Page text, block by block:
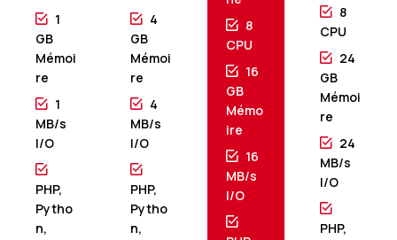
1
GB
Mémoi
re
1
MB/s
I/O
PHP,
Pytho
n,
4
GB
Mémoi
re
4
MB/s
I/O
PHP,
Pytho
n,
8
CPU
16
GB
Mémo
ire
16
MB/s
I/O
8
CPU
24
GB
Mémoi
re
24
MB/s
I/O
PHP,